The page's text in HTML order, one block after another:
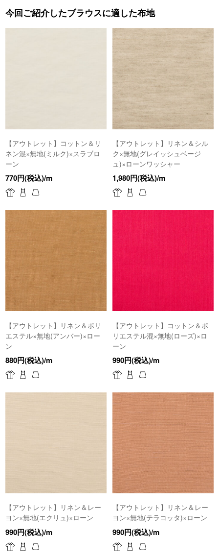
今回ご紹介したブラウスに適した布地
【アウトレット】コットン＆リ
ネン混×無地(ミルク)×スラブロ
ーン
770円(税込)/m
【アウトレット】リネン＆シル
ク×無地(グレイッシュベージ
ュ)×ローンワッシャー
1,980円(税込)/m
【アウトレット】リネン＆ポリ
エステル×無地(アンバー)×ロー
ン
880円(税込)/m
【アウトレット】コットン＆ポ
リエステル混×無地(ローズ)×ロ
ーン
990円(税込)/m
【アウトレット】リネン＆レー
ヨン×無地(エクリュ)×ローン
990円(税込)/m
【アウトレット】リネン＆レー
ヨン×無地(テラコッタ)×ローン
990円(税込)/m